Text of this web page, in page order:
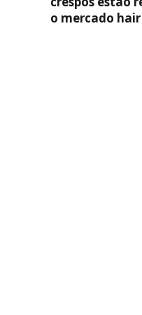
o mercado